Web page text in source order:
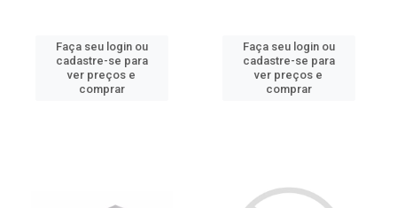
Faça seu login ou
cadastre-se para
ver preços e
comprar
Faça seu login ou
cadastre-se para
ver preços e
comprar